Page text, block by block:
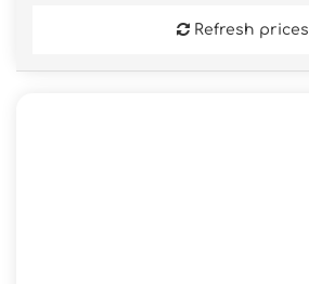
Refresh prices